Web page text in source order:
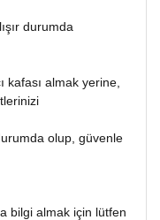
durumda
kafası almak yerine,
olup, güvenle
bilgi almak için lütfen